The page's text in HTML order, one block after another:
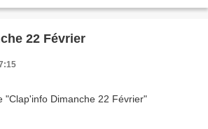
22 Février